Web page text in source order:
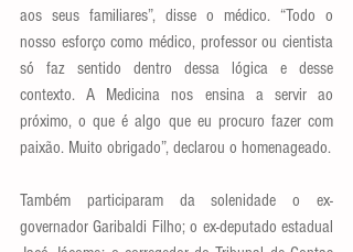
aos seus familiares”, disse o médico. “Todo o
nosso esforço como médico, professor ou cientista
só faz sentido dentro dessa lógica e desse
contexto. A Medicina nos ensina a servir ao
próximo, o que é algo que eu procuro fazer com
Também participaram da solenidade o ex-
governador Garibaldi Filho; o ex-deputado estadual